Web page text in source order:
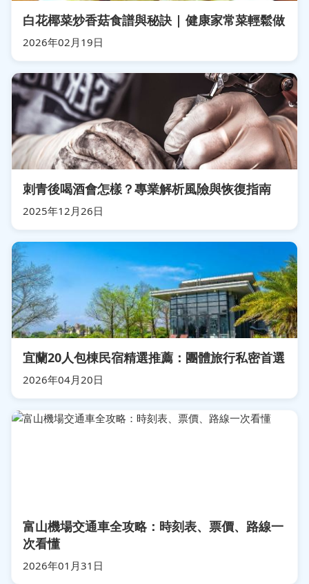
白花椰菜炒香菇食譜與秘訣 | 健康家常菜輕鬆做
2026年02月19日
刺青後喝酒會怎樣？專業解析風險與恢復指南
2025年12月26日
宜蘭20人包棟民宿精選推薦：團體旅行私密首選
2026年04月20日
富山機場交通車全攻略：時刻表、票價、路線一
次看懂
2026年01月31日